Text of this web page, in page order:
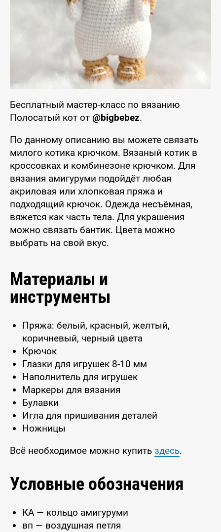
Бесплатный мастер-класс по вязанию
Полосатый кот от @bigbebez.
По данному описанию вы можете связать
милого котика крючком. Вязаный котик в
кроссовках и комбинезоне крючком. Для
вязания амигуруми подойдёт любая
акриловая или хлопковая пряжа и
подходящий крючок. Одежда несъёмная,
вяжется как часть тела. Для украшения
можно связать бантик. Цвета можно
выбрать на свой вкус.
Материалы и
инструменты
Пряжа: белый, красный, желтый,
коричневый, черный цвета
Крючок
Глазки для игрушек 8-10 мм
Наполнитель для игрушек
Маркеры для вязания
Булавки
Игла для пришивания деталей
Ножницы
Всё необходимое можно купить здесь.
Условные обозначения
КА — кольцо амигуруми
вп — воздушная петля